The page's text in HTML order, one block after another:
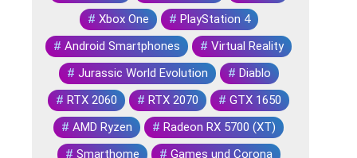
# Xbox One # PlayStation 4
# Android Smartphones # Virtual Reality
# Jurassic World Evolution # Diablo
# RTX 2060 # RTX 2070 # GTX 1650
# AMD Ryzen # Radeon RX 5700 (XT)
# Smarthome # Games und Corona